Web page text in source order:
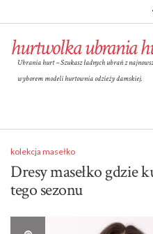
hurtwolka ubrania
Ubrania hurt – Szukasz ładnych ubrań z
wyborem modeli hurtownia odzieży damskiej.
kolekcja masełko
Dresy masełko gdzie
tego sezonu